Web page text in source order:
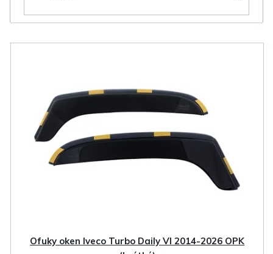
Ofuky oken Iveco Turbo Daily VI 2014-2026 OPK